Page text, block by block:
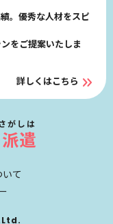
。優秀な人材をスピ
をご提案いたしま
詳しくはこちら
がしは
遣
て